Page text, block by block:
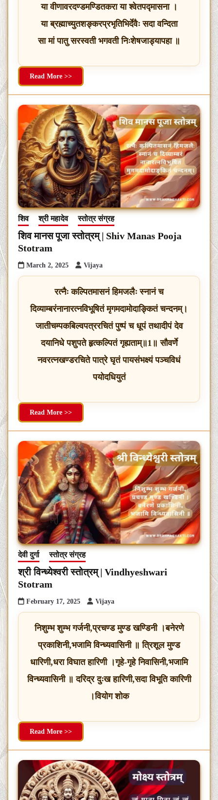
या वीणावरदण्डमण्डितकरा या श्वेतपद्मासना ।
या ब्रह्माच्युतशङ्करप्रभृतिभिर्देवैः सदा वन्दिता
सा मां पातु सरस्वती भगवती निःशेषजाड्यापहा ॥
Read More >>
शिव श्री महादेव स्तोत्र संग्रह
शिव मानस पूजा स्तोत्रम् | Shiv Manas Pooja
Stotram
March 2, 2025 Vijaya
रत्नैः कल्पितमासनं हिमजलैः स्नानं च
दिव्याम्बरंनानारत्नविभूषितं मृगमदामोदाङ्कितं चन्दनम्।
जातीचम्पकबिल्वपत्ररचितं पुष्पं च धूपं तथादीपं देव
दयानिधे पशुपते हृत्कल्पितं गृह्यताम्॥1॥ सौवर्णे
नवरत्नखण्डरचिते पात्रे घृतं पायसंभक्ष्यं पञ्चविधं
पयोदधियुतं
Read More >>
देवी दुर्गा स्तोत्र संग्रह
श्री विन्ध्येश्वरी स्तोत्रम् | Vindhyeshwari
Stotram
February 17, 2025 Vijaya
निशुम्भ शुम्भ गर्जनी,प्रचण्ड मुण्ड खण्डिनी ।बनेरणे
प्रकाशिनी,भजामि विन्ध्यवासिनी ॥ त्रिशूल मुण्ड
धारिणी,धरा विघात हारिणी ।गृहे-गृहे निवासिनी,भजामि
विन्ध्यवासिनी ॥ दरिद्र दुःख हारिणी,सदा विभूति कारिणी
।वियोग शोक
Read More >>